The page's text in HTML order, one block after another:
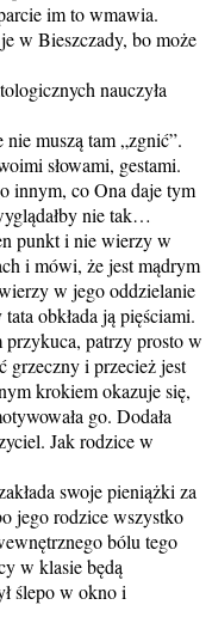
im to wmawia.
w Bieszczady, bo może
nauczyła
muszą tam „zgnić”.
słowami, gestami.
innym, co Ona daje tym
nie tak…
punkt i nie wierzy w
i mówi, że jest mądrym
w jego oddzielanie
obkłada ją pięściami.
patrzy prosto w
grzeczny i przecież jest
krokiem okazuje się,
go. Dodała
Jak rodzice w
swoje pieniążki za
jego rodzice wszystko
bólu tego
w klasie będą
ślepo w okno i